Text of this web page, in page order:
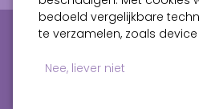
Privacy verklaring
bedoeld vergelijkbare
te verzamelen, zoals
Nee, liever niet